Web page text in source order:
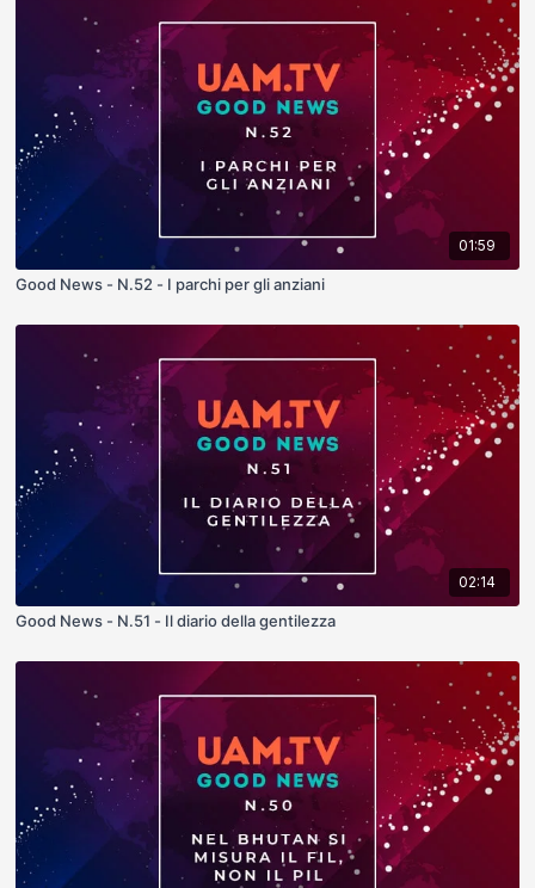
01:59
Good News - N.52 - I parchi per gli anziani
02:14
Good News - N.51 - Il diario della gentilezza